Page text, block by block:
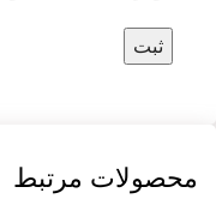
محصولات مرتبط